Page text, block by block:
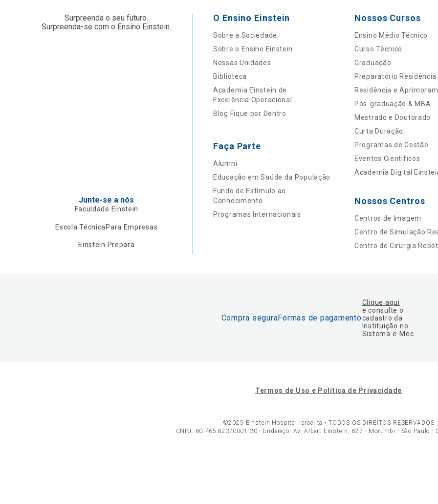
Surpreenda o seu futuro.
Surpreenda-se com o Ensino Einstein.
Junte-se a nós
Faculdade Einstein
Escola TécnicaPara Empresas
Einstein Prepara
O Ensino Einstein
Sobre a Sociedade
Sobre o Ensino Einstein
Nossas Unidades
Biblioteca
Academia Einstein de
Excelência Operacional
Blog Fique por Dentro
Faça Parte
Alumni
Educação em Saúde da População
Fundo de Estímulo ao
Conhecimento
Programas Internacionais
Nossos Cursos
Ensino Médio Técnico
Curso Técnico
Graduação
Preparatório Residência
Residência e
Pós-graduação & MBA
Mestrado e Doutorado
Curta Duração
Programas de Gestão
Eventos Científicos
Academia Digital
Nossos Centros
Centros de Imagem
Centro de Simulação
Centro de Cirurgia
Compra seguraFormas de pagamento
Clique aqui
e consulte o
cadastro da
Instituição no
Sistema e-Mec
Termos de Uso e Política de Privacidade
©2025 Einstein Hospital Israelita - TODOS OS DIREITOS RESERVADOS
CNPJ: 60.765.823/0001-30 - Endereço: Av. Albert Einstein, 627 - Morumbi - São Paulo -